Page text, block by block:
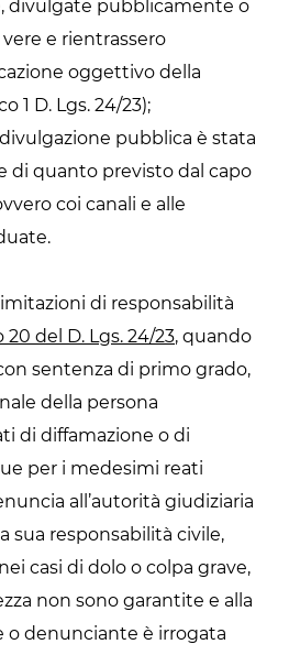
divulgate pubblicamente o
e rientrassero
oggettivo della
1 D. Lgs. 24/23);
divulgazione pubblica è stata
di quanto previsto dal capo
coi canali e alle
di responsabilità
20 del D. Lgs. 24/23, quando
sentenza di primo grado,
della persona
di diffamazione o di
per i medesimi reati
all’autorità giudiziaria
sua responsabilità civile,
casi di dolo o colpa grave,
non sono garantite e alla
o denunciante è irrogata